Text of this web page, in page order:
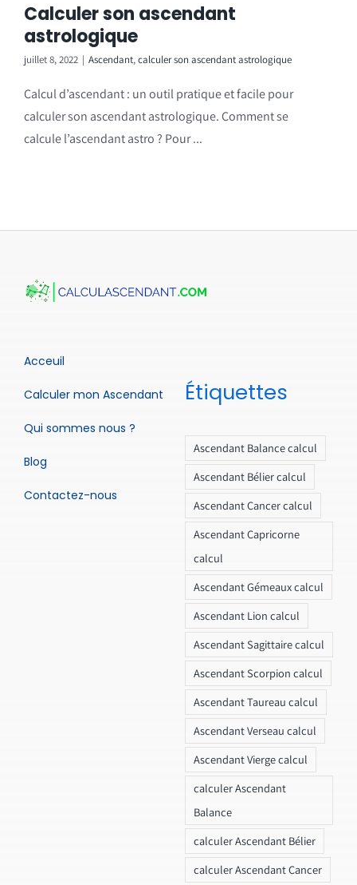
Calculer son ascendant
astrologique
juillet 8, 2022 | Ascendant,calculer son ascendant astrologique
Calcul d’ascendant : un outil pratique et facile pour
calculer son ascendant astrologique. Comment se
calcule l’ascendant astro ? Pour ...
Acceuil
Calculer mon Ascendant
Qui sommes nous ?
Blog
Contactez-nous
Étiquettes
Ascendant Balance calcul
Ascendant Bélier calcul
Ascendant Cancer calcul
Ascendant Capricorne
calcul
Ascendant Gémeaux calcul
Ascendant Lion calcul
Ascendant Sagittaire calcul
Ascendant Scorpion calcul
Ascendant Taureau calcul
Ascendant Verseau calcul
Ascendant Vierge calcul
calculer Ascendant
Balance
calculer Ascendant Bélier
calculer Ascendant Cancer